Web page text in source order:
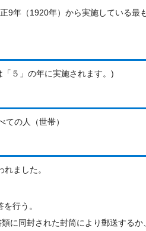
9年（1920年）から実施している最
５」の年に実施されます。)
の人（世帯）
ました。
行う。
に同封された封筒により郵送するか